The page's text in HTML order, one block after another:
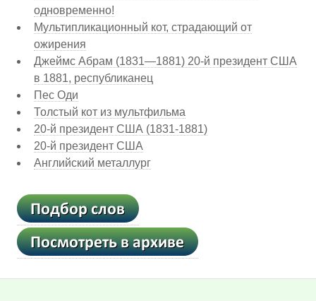
одновременно!
Мультипликационный кот, страдающий от
ожирения
Джеймс Абрам (1831—1881) 20-й президент США
в 1881, республиканец
Пес Оди
Толстый кот из мультфильма
20-й президент США (1831-1881)
20-й президент США
Английский металлург